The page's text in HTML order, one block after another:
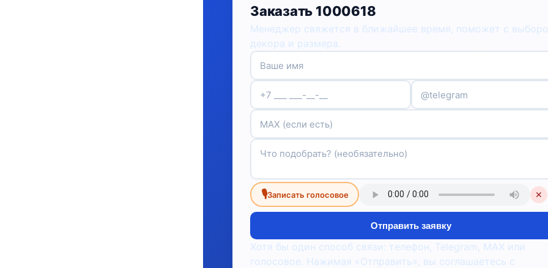
Заказать 1000618
Менеджер свяжется в ближайшее время, поможет с
декора и размера.
🎙Записать голосовое ✕
Отправить заявку
Хотя бы один способ связи: телефон, Telegram, MAX или
голосовое. Нажимая «Отправить», вы соглашаетесь с